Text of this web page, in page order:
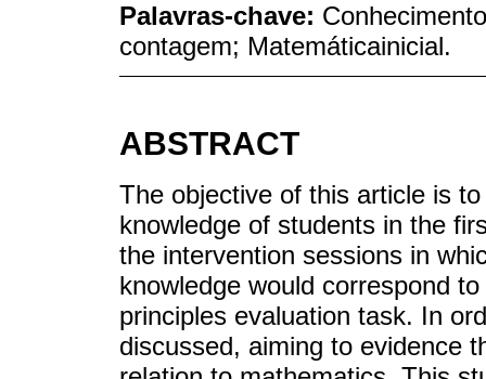
Palavras-chave:
contagem; Matemáticainicial.
ABSTRACT
The objective of this article is
knowledge of students in the
the intervention sessions in
knowledge would correspond
principles evaluation task. In
discussed, aiming to evidence